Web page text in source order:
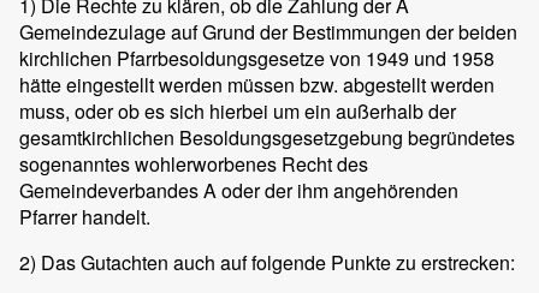
Gemeindezulage auf Grund der Bestimmungen der beiden
kirchlichen Pfarrbesoldungsgesetze von 1949 und 1958
hätte eingestellt werden müssen bzw. abgestellt werden
muss, oder ob es sich hierbei um ein außerhalb der
gesamtkirchlichen Besoldungsgesetzgebung begründetes
sogenanntes wohlerworbenes Recht des
Gemeindeverbandes A oder der ihm angehörenden
Pfarrer handelt.
2) Das Gutachten auch auf folgende Punkte zu erstrecken: